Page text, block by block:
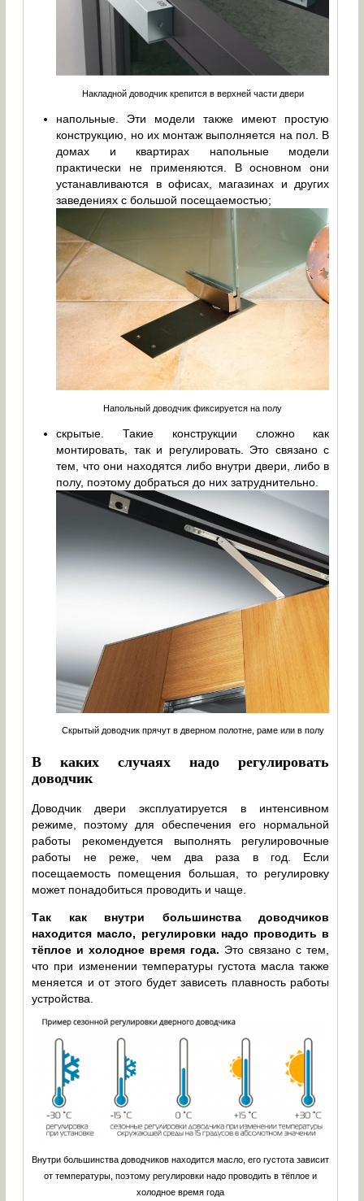
Накладной доводчик крепится в верхней части двери
напольные. Эти модели также имеют простую
конструкцию, но их монтаж выполняется на пол. В
домах и квартирах напольные модели
практически не применяются. В основном они
устанавливаются в офисах, магазинах и других
заведениях с большой посещаемостью;
Напольный доводчик фиксируется на полу
скрытые. Такие конструкции сложно как
монтировать, так и регулировать. Это связано с
тем, что они находятся либо внутри двери, либо в
полу, поэтому добраться до них затруднительно.
Скрытый доводчик прячут в дверном полотне, раме или в полу
В каких случаях надо регулировать
доводчик
Доводчик двери эксплуатируется в интенсивном
режиме, поэтому для обеспечения его нормальной
работы рекомендуется выполнять регулировочные
работы не реже, чем два раза в год. Если
посещаемость помещения большая, то регулировку
может понадобиться проводить и чаще.
Так как внутри большинства доводчиков
находится масло, регулировки надо проводить в
тёплое и холодное время года. Это связано с тем,
что при изменении температуры густота масла также
меняется и от этого будет зависеть плавность работы
устройства.
Внутри большинства доводчиков находится масло, его густота зависит
от температуры, поэтому регулировки надо проводить в тёплое и
холодное время года